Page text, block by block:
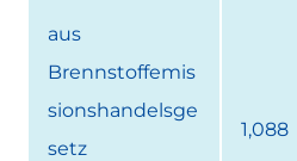
aus
Brennstoffemis
sionshandelsge
setz
1,088